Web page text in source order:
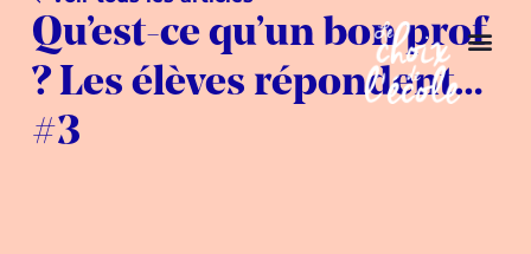
Qu’est-ce qu’un bon prof
? Les élèves répondent…
#3